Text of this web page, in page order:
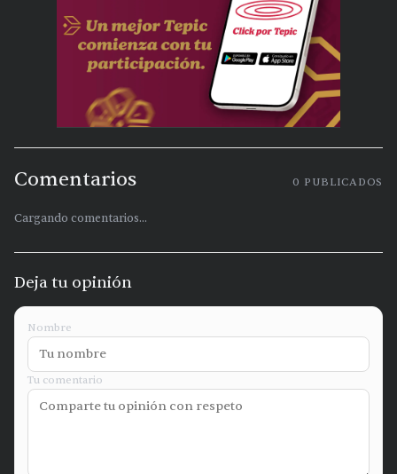
Comentarios 0 PUBLICADOS
Cargando comentarios...
Deja tu opinión
Nombre
Tu comentario